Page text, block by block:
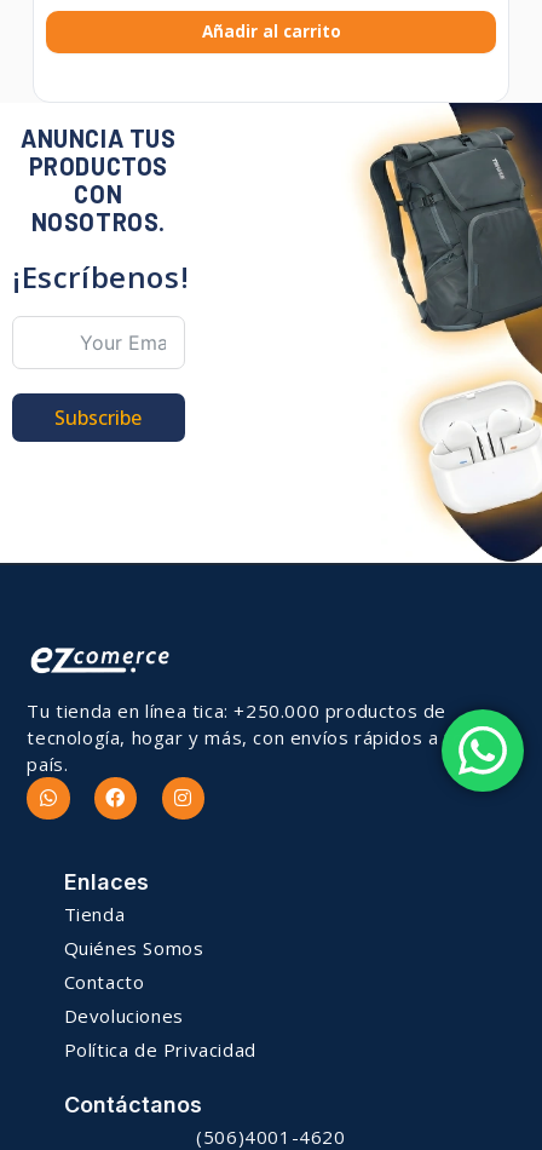
Añadir al carrito
ANUNCIA TUS
PRODUCTOS
CON
NOSOTROS.
¡Escríbenos!
Subscribe
Tu tienda en línea tica: +250.000 productos de
tecnología, hogar y más, con envíos rápidos a todo el
país.
Enlaces
Tienda
Quiénes Somos
Contacto
Devoluciones
Política de Privacidad
Contáctanos
(506)4001-4620